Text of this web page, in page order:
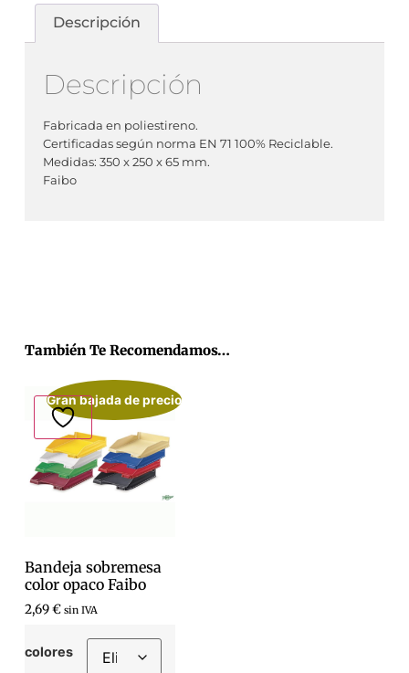
Descripción
Descripción
Fabricada en poliestireno.
Certificadas según norma EN 71 100% Reciclable.
Medidas: 350 x 250 x 65 mm.
Faibo
También Te Recomendamos…
Gran bajada de precio
Bandeja sobremesa
color opaco Faibo
2,69€ sin IVA
colores